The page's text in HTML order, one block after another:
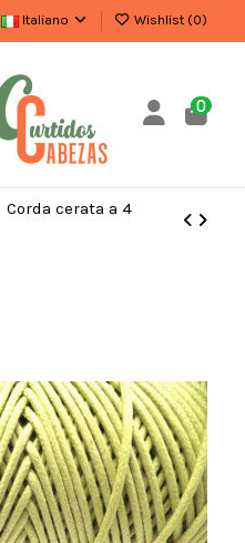
Italiano Wishlist (0)
0
Corda cerata a 4